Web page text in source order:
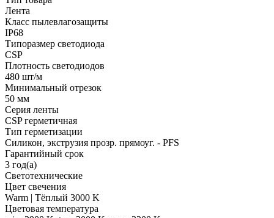
Лента
Класс пылевлагозащиты
IP68
Типоразмер светодиода
CSP
Плотность светодиодов
480 шт/м
Минимальный отрезок
50 мм
Серия ленты
CSP герметичная
Тип герметизации
Силикон, экструзия прозр. прямоуг. - PFS
Гарантийный срок
3 год(а)
Светотехнические
Цвет свечения
Warm | Тёплый 3000 K
Цветовая температура